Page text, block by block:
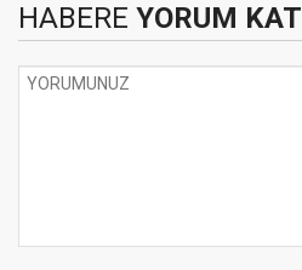
HABERE YORUM KAT